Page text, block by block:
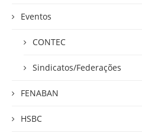
Eventos
CONTEC
Sindicatos/Federações
FENABAN
HSBC